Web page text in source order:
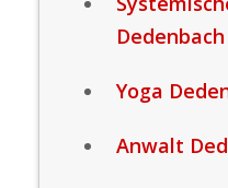
Dedenbach
Yoga
Anwalt